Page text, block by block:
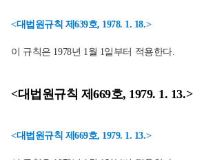
<대법원규칙 제639호, 1978. 1. 18.>
이 규칙은 1978년 1월 1일부터 적용한다.
<대법원규칙 제669호, 1979. 1. 13.>
<대법원규칙 제669호, 1979. 1. 13.>